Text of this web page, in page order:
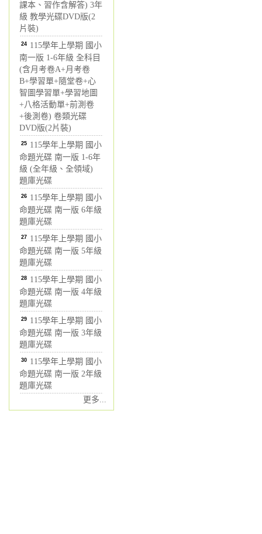
課本、習作含解答) 3年
級 教學光碟DVD版(2
片裝)
24 115學年上學期 國小
南一版 1-6年級 全科目
(含月考卷A+月考卷
B+學習單+隨堂卷+心
智圖學習單+學習地圖
+八格活動單+前測卷
+後測卷) 卷類光碟
DVD版(2片裝)
25 115學年上學期 國小
命題光碟 南一版 1-6年
級 (全年級、全領域)
題庫光碟
26 115學年上學期 國小
命題光碟 南一版 6年級
題庫光碟
27 115學年上學期 國小
命題光碟 南一版 5年級
題庫光碟
28 115學年上學期 國小
命題光碟 南一版 4年級
題庫光碟
29 115學年上學期 國小
命題光碟 南一版 3年級
題庫光碟
30 115學年上學期 國小
命題光碟 南一版 2年級
題庫光碟
更多...